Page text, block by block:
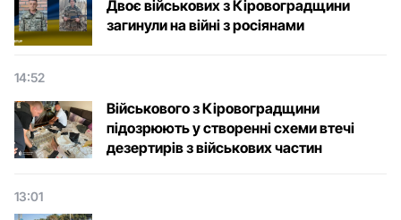
Двоє військових з Кіровоградщини
загинули на війні з росіянами
14:52
Військового з Кіровоградщини
підозрюють у створенні схеми втечі
дезертирів з військових частин
13:01